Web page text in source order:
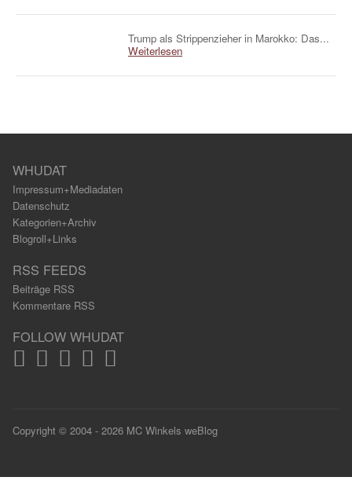
Trump als Strippenzieher in Marokko: Das...
Weiterlesen
WHUDAT
Impressum+Mediadaten
Datenschutz
Kategorien+Archiv
Blogroll+Links
RSS FEEDS
Beiträge RSS
Kommentare RSS
FOLLOW WHUDAT
Copyright © 2004 - 2026 MC Winkels weBlog